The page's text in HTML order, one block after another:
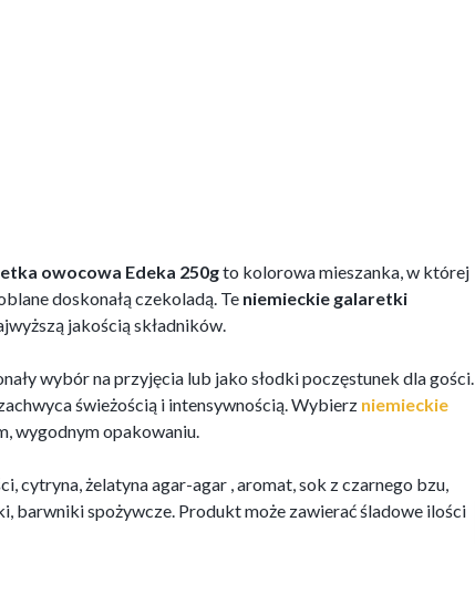
owocowa Edeka 250gto kolorowa mieszanka, w której
doskonałą czekoladą. Te niemieckie galaretki
jakością składników.
wybór na przyjęcia lub jako słodki poczęstunek dla gości.
świeżością i intensywnością. Wybierz niemieckie
wygodnym opakowaniu.
cytryna, żelatyna agar-agar , aromat, sok z czarnego bzu,
barwniki spożywcze. Produkt może zawierać śladowe ilości